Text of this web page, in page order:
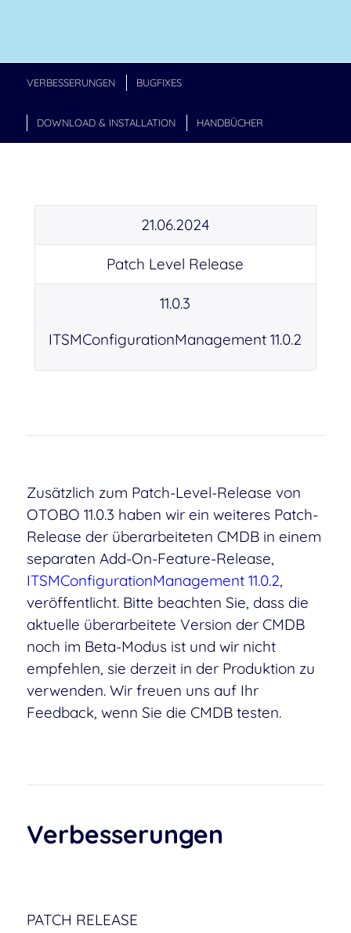
VERBESSERUNGEN BUGFIXES
DOWNLOAD & INSTALLATION HANDBÜCHER
21.06.2024
Patch Level Release
11.0.3
ITSMConfigurationManagement 11.0.2
Zusätzlich zum Patch-Level-Release von
OTOBO 11.0.3 haben wir ein weiteres Patch-
Release der überarbeiteten CMDB in einem
separaten Add-On-Feature-Release,
ITSMConfigurationManagement 11.0.2,
veröffentlicht. Bitte beachten Sie, dass die
aktuelle überarbeitete Version der CMDB
noch im Beta-Modus ist und wir nicht
empfehlen, sie derzeit in der Produktion zu
verwenden. Wir freuen uns auf Ihr
Feedback, wenn Sie die CMDB testen.
Verbesserungen
PATCH RELEASE